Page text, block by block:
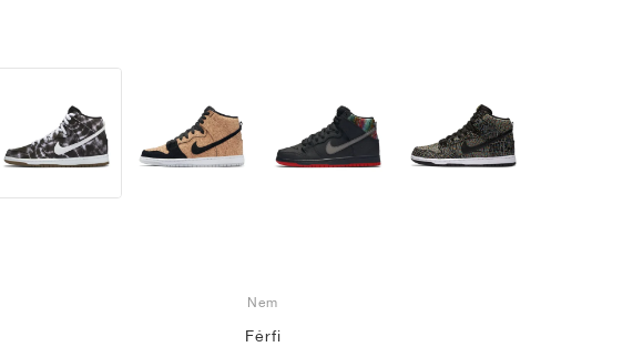
Nem
Férfi